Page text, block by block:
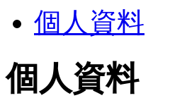
個人資料
個人資料